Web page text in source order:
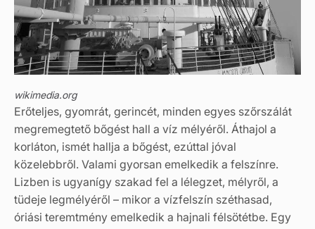
wikimedia.org
Erőteljes, gyomrát, gerincét, minden egyes szőrszálát
megremegtető bőgést hall a víz mélyéről. Áthajol a
korláton, ismét hallja a bőgést, ezúttal jóval
közelebbről. Valami gyorsan emelkedik a felszínre.
Lizben is ugyanígy szakad fel a lélegzet, mélyről, a
tüdeje legmélyéről – mikor a vízfelszín széthasad,
óriási teremtmény emelkedik a hajnali félsötétbe. Egy